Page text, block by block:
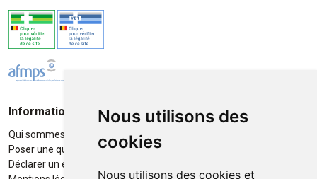
Nous utilisons des
cookies
Nous utilisons des cookies et
Informations
Qui sommes-nous ?
Poser une question
Déclarer un effet indésirable
Moyens de paiement